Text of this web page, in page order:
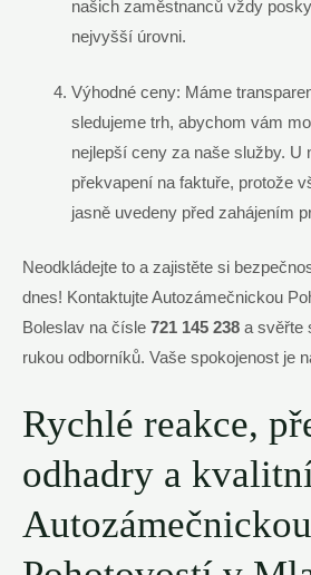
našich zaměstnanců vždy
nejvyšší úrovni.
Výhodné ceny: Máme
sledujeme trh, abychom vám
nejlepší ceny za naše služby. U
překvapení na faktuře, protože
jasně uvedeny před zahájením
Neodkládejte to a zajistěte si
dnes! Kontaktujte Autozámečnickou
Boleslav na čísle 721 145 238 a svěřte
rukou odborníků. Vaše spokojenost je
Rychlé reakce,
odhadry a
Autozámečnickou